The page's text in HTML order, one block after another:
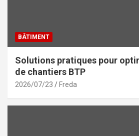
BÂTIMENT
Solutions pratiques pour
de chantiers BTP
2026/07/23 Freda